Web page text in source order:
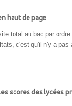
haut de page
total au bac par
c'est qu'il n'y a
scores des lycées